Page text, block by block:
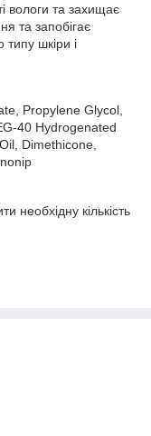
вологи та захищає
та запобігає
шкіри і
Propylene Glycol,
40 Hydrogenated
Dimethicone,
необхідну кількість